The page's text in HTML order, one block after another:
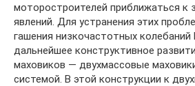
моторостроителей приближаться к
явлений. Для устранения этих
гашения низкочастотных колебаний
дальнейшее конструктивное
маховиков — двухмассовые
системой. В этой конструкции к